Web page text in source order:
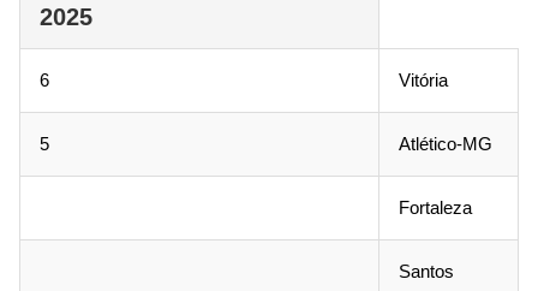
2025
6 Vitória
5 Atlético-MG
Fortaleza
Santos